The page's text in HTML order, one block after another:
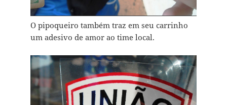
O pipoqueiro também traz em seu carrinho
um adesivo de amor ao time local.